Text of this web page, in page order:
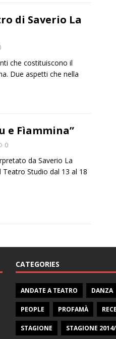
di Saverio La
che costituiscono il
Due aspetti che nella
e Fìammina”
0
da Saverio La
Studio dal 13 al 18
CATEGORIES
ANDATE A TEATRO DANZA
PEOPLE PROFAMÀ
STAGIONE STAGIONE